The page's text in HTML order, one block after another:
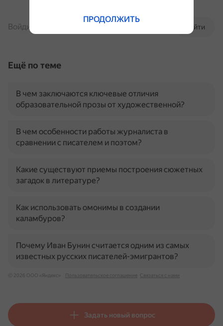
Войти
Войдите, чтобы комментировать
Ещё по теме
В чем заключаются ключевые отличия
образовательной прозы от художественной?
В чем особенности работы журналиста в
сравнении с писателем и поэтом?
Какие существуют приемы построения сюжетных
загадок в литературе?
Как использовать омонимы в создании
каламбуров?
Почему Иван Бунин считается одним из самых
известных русских писателей-эмигрантов?
© 2026 ООО «Яндекс» Пользовательское соглашение Связаться с нами
Задать новый вопрос
ПРОДОЛЖИТЬ